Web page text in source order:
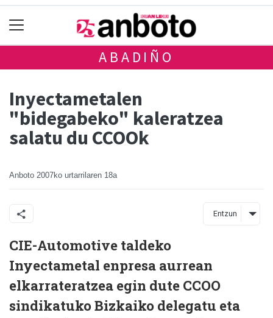
ABADIÑO
Inyectametalen
"bidegabeko" kaleratzea
salatu du CCOOk
Anboto 2007ko urtarrilaren 18a
Entzun
CIE-Automotive taldeko
Inyectametal enpresa aurrean
elkarrateratzea egin dute CCOO
sindikatuko Bizkaiko delegatu eta